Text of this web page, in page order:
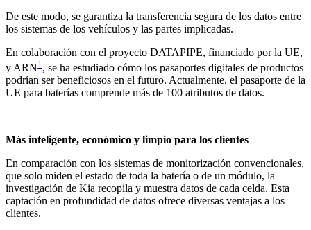
De este modo, se garantiza la transferencia segura de los datos entre
los sistemas de los vehículos y las partes implicadas.
En colaboración con el proyecto DATAPIPE, financiado por la UE,
y ARN1 , se ha estudiado cómo los pasaportes digitales de productos
podrían ser beneficiosos en el futuro. Actualmente, el pasaporte de la
UE para baterías comprende más de 100 atributos de datos.
Más inteligente, económico y limpio para los clientes
En comparación con los sistemas de monitorización convencionales,
que solo miden el estado de toda la batería o de un módulo, la
investigación de Kia recopila y muestra datos de cada celda. Esta
captación en profundidad de datos ofrece diversas ventajas a los
clientes.